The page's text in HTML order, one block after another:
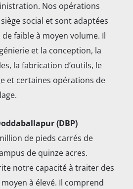
Nos opérations
social et sont adaptées
faible à moyen volume. Il
et la conception, la
la fabrication d’outils, le
et certaines opérations de
(DBP)
de pieds carrés de
de quinze acres.
notre capacité à traiter des
à élevé. Il comprend